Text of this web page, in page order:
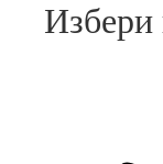
Избери